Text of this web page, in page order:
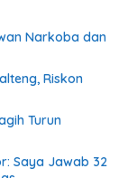
Narkoba dan
Riskon
Turun
Saya Jawab 32